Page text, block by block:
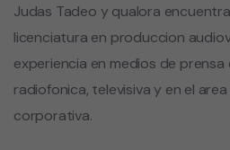
Judas Tadeo y qualora
licenciatura en produccion
experiencia en medios de
radiofonica, televisiva y en el
corporativa.